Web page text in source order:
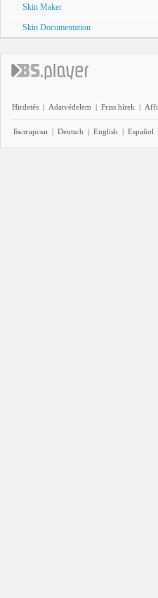
Skin Maker
Skin Documentation
Hirdetés | Adatvédelem | Friss hírek |
Български | Deutsch | English | Español